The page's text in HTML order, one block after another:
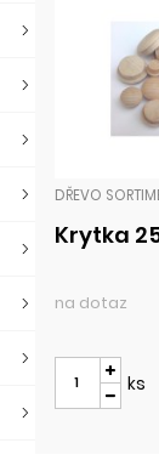
DŘEVO
Krytka
na dotaz
ks